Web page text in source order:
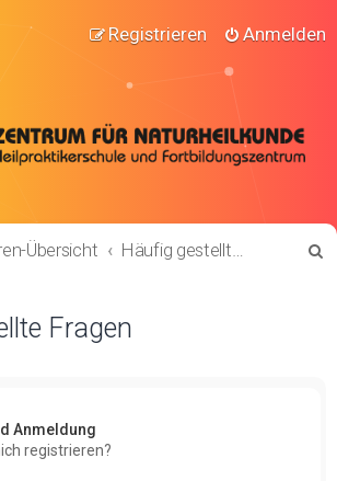
Anmelden
Registrieren
Übersicht Häufig gestellte Fragen
Fragen
Anmeldung
registrieren?